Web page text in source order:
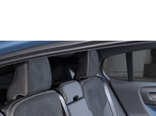
ボルボ
キ
テ
BYD
その他